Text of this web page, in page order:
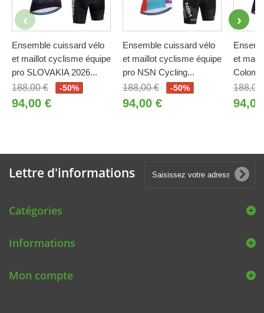
Ensemble cuissard vélo
et maillot cyclisme équipe
pro SLOVAKIA 2026...
188,00 €
-50%
94,00 €
Ensemble cuissard vélo
et maillot cyclisme équipe
pro NSN Cycling...
188,00 €
-50%
94,00 €
et
188,00
Lettre d'informations
Catégories
Informations
Mon compte